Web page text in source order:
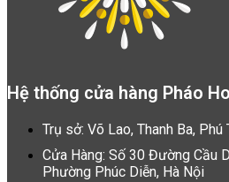
Hệ thống cửa hàng Pháo
Trụ sở: Võ Lao, Thanh Ba, Phú
Cửa Hàng: Số 30 Đường Cầu
Phường Phúc Diễn, Hà Nội